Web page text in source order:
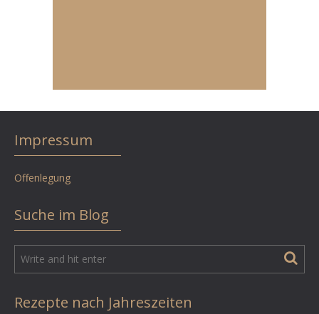
Impressum
Offenlegung
Suche im Blog
Rezepte nach Jahreszeiten